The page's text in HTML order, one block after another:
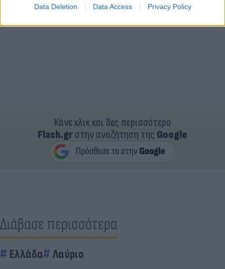
Data Deletion Data Access Privacy Policy
Κάνε κλικ και δες περισσότερο
Flash.grστην αναζήτηση της Google
Διάβασε περισσότερα
Ελλάδα Λαύριο